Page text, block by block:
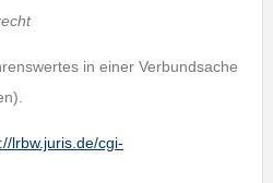
in einer Verbundsache
lrbw.juris.de/cgi-